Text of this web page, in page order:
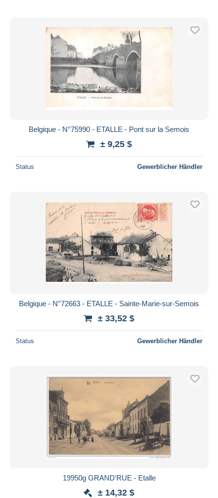
Belgique - N°75990 - ETALLE - Pont sur la Semois
± 9,25 $
Status Gewerblicher Händler
Belgique - N°72663 - ETALLE - Sainte-Marie-sur-Semois
± 33,52 $
Status Gewerblicher Händler
19950g GRAND'RUE - Etalle
± 14,32 $